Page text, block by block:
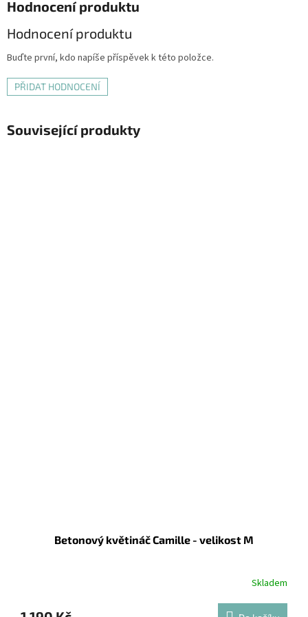
Hodnocení produktu
Hodnocení produktu
Buďte první, kdo napíše příspěvek k této položce.
PŘIDAT HODNOCENÍ
Související produkty
Betonový květináč Camille - velikost M
Skladem